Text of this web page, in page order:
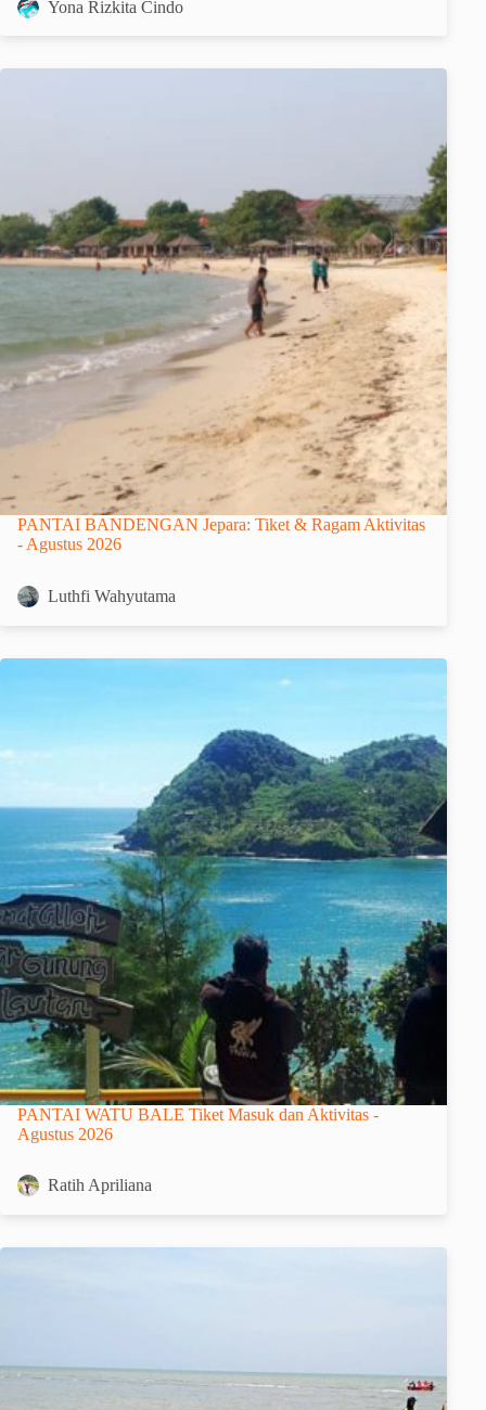
Yona Rizkita Cindo
PANTAI BANDENGAN Jepara: Tiket & Ragam Aktivitas
- Agustus 2026
Luthfi Wahyutama
PANTAI WATU BALE Tiket Masuk dan Aktivitas -
Agustus 2026
Ratih Apriliana